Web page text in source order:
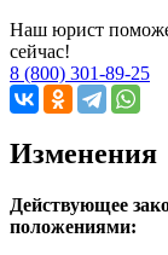
Наш юрист
сейчас!
8 (800) 301-89-25
Изменения
Действующее
положениями: